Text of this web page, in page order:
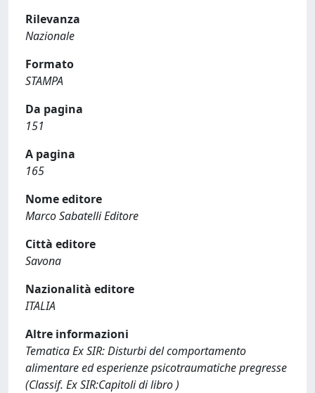
Rilevanza
Nazionale
Formato
STAMPA
Da pagina
151
A pagina
165
Nome editore
Marco Sabatelli Editore
Città editore
Savona
Nazionalità editore
ITALIA
Altre informazioni
Tematica Ex SIR: Disturbi del comportamento
alimentare ed esperienze psicotraumatiche pregresse
(Classif. Ex SIR:Capitoli di libro )